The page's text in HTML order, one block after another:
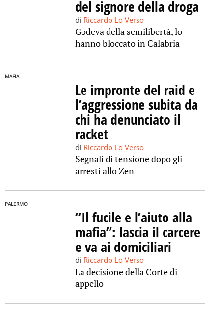
del signore della droga
di Riccardo Lo Verso
Godeva della semilibertà, lo
hanno bloccato in Calabria
MAFIA
Le impronte del raid e
l’aggressione subita da
chi ha denunciato il
racket
di Riccardo Lo Verso
Segnali di tensione dopo gli
arresti allo Zen
PALERMO
“Il fucile e l’aiuto alla
mafia”: lascia il carcere
e va ai domiciliari
di Riccardo Lo Verso
La decisione della Corte di
appello